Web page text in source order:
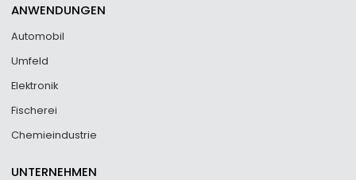
ANWENDUNGEN
Automobil
Umfeld
Elektronik
Fischerei
Chemieindustrie
UNTERNEHMEN